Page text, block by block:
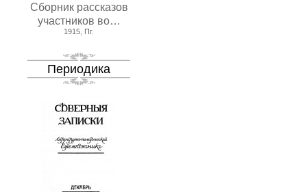
Сборник рассказов
участников во…
1915, Пг.
Периодика